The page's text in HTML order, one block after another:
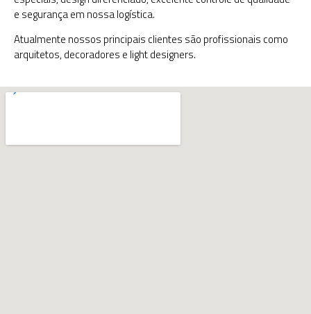
e segurança em nossa logística.
Atualmente nossos principais clientes são profissionais como
arquitetos, decoradores e light designers.